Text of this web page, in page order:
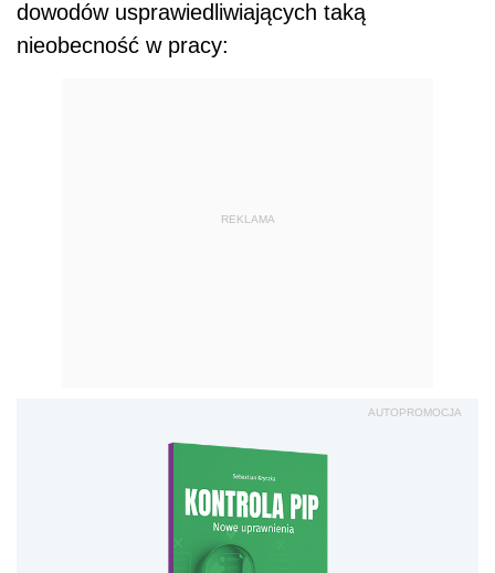
dowodów usprawiedliwiających taką
nieobecność w pracy:
REKLAMA
AUTOPROMOCJA